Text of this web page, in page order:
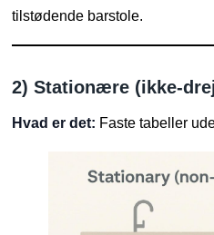
tilstødende barstole.
2) Stationære (ikke-
Hvad er det: Faste tabeller